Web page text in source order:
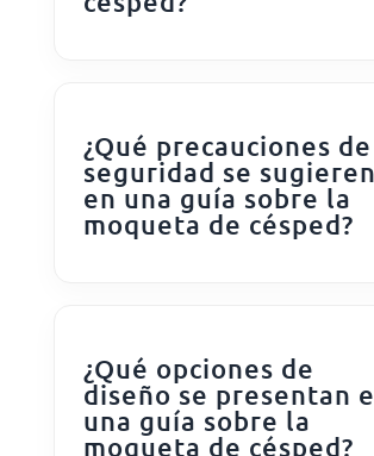
¿Qué precauciones de
seguridad se sugieren
en una guía sobre la
moqueta de césped?
¿Qué opciones de
diseño se presentan
una guía sobre la
moqueta de césped?